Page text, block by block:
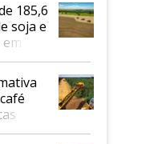
185,6
soja e